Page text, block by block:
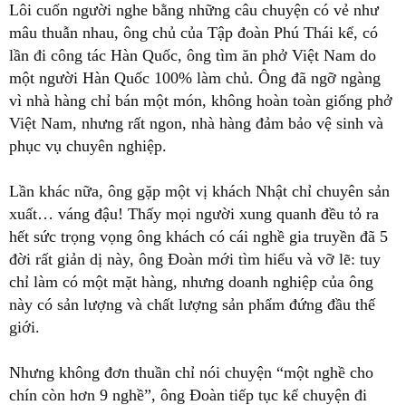
Lôi cuốn người nghe bằng những câu chuyện có vẻ như
mâu thuẫn nhau, ông chủ của Tập đoàn Phú Thái kể, có
lần đi công tác Hàn Quốc, ông tìm ăn phở Việt Nam do
một người Hàn Quốc 100% làm chủ. Ông đã ngỡ ngàng
vì nhà hàng chỉ bán một món, không hoàn toàn giống phở
Việt Nam, nhưng rất ngon, nhà hàng đảm bảo vệ sinh và
phục vụ chuyên nghiệp.
Lần khác nữa, ông gặp một vị khách Nhật chỉ chuyên sản
xuất… váng đậu! Thấy mọi người xung quanh đều tỏ ra
hết sức trọng vọng ông khách có cái nghề gia truyền đã 5
đời rất giản dị này, ông Đoàn mới tìm hiểu và vỡ lẽ: tuy
chỉ làm có một mặt hàng, nhưng doanh nghiệp của ông
này có sản lượng và chất lượng sản phẩm đứng đầu thế
giới.
Nhưng không đơn thuần chỉ nói chuyện “một nghề cho
chín còn hơn 9 nghề”, ông Đoàn tiếp tục kể chuyện đi